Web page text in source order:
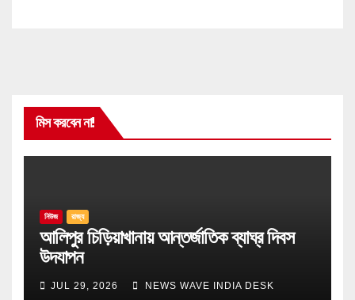
মিস করবেন না!
নিউজ রাজ্য
আলিপুর চিড়িয়াখানায় আন্তর্জাতিক ব্যাঘ্র দিবস
উদযাপন
JUL 29, 2026 NEWS WAVE INDIA DESK